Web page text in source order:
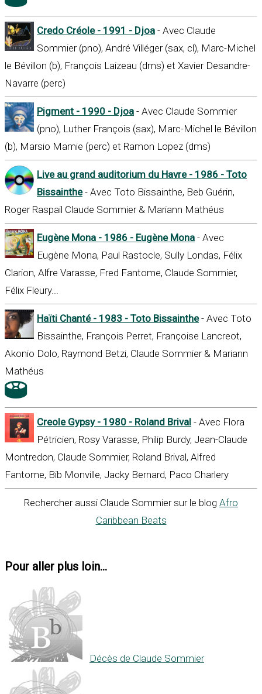
Credo Créole - 1991 - Djoa - Avec Claude
Sommier (pno), André Villéger (sax, cl), Marc-Michel
le Bévillon (b), François Laizeau (dms) et Xavier Desandre-
Navarre (perc)
Pigment - 1990 - Djoa - Avec Claude Sommier
(pno), Luther François (sax), Marc-Michel le Bévillon
(b), Marsio Mamie (perc) et Ramon Lopez (dms)
Live au grand auditorium du Havre - 1986 - Toto
Bissainthe- Avec Toto Bissainthe, Beb Guérin,
Roger Raspail Claude Sommier & Mariann Mathéus
Eugène Mona - 1986 - Eugène Mona - Avec
Eugène Mona, Paul Rastocle, Sully Londas, Félix
Clarion, Alfre Varasse, Fred Fantome, Claude Sommier,
Félix Fleury...
Haïti Chanté - 1983 - Toto Bissainthe- Avec Toto
Bissainthe, François Perret, Françoise Lancreot,
Akonio Dolo, Raymond Betzi, Claude Sommier & Mariann
Mathéus
Creole Gypsy - 1980 - Roland Brival - Avec Flora
Pétricien, Rosy Varasse, Philip Burdy, Jean-Claude
Montredon, Claude Sommier, Roland Brival, Alfred
Fantome, Bib Monville, Jacky Bernard, Paco Charlery
Rechercher aussi Claude Sommier sur le blog Afro
Caribbean Beats
Pour aller plus loin...
Décès de Claude Sommier